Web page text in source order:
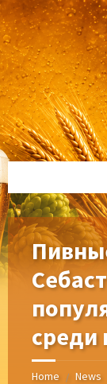
Skip
to
content
Skip
to
left
sidebar
Skip
to
right
sidebar
Skip
to
footer
среди
Home / News